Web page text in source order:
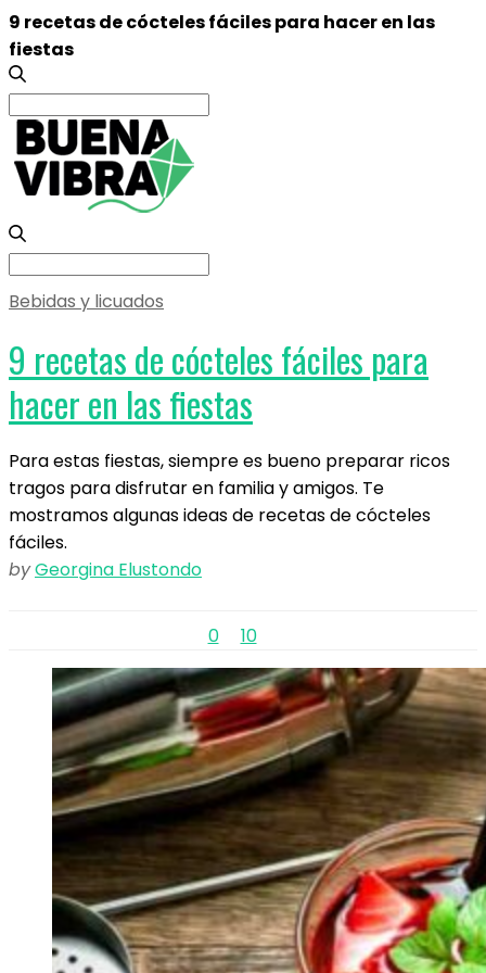
9 recetas de cócteles fáciles para hacer en las
fiestas
Search
for:
Search
Bebidas y licuados
9 recetas de cócteles fáciles para
hacer en las fiestas
Para estas fiestas, siempre es bueno preparar ricos
tragos para disfrutar en familia y amigos. Te
mostramos algunas ideas de recetas de cócteles
fáciles.
byGeorgina Elustondo
0 10